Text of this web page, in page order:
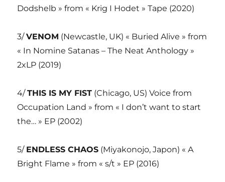
Dodshelb » from « Krig I Hodet » Tape (2020)
3/VENOM (Newcastle, UK) « Buried Alive » from
« In Nomine Satanas – The Neat Anthology »
2xLP (2019)
4/THIS IS MY FIST (Chicago, US) Voice from
Occupation Land » from « I don’t want to start
the… » EP (2002)
5/ ENDLESS CHAOS (Miyakonojo, Japon) « A
Bright Flame » from « s/t » EP (2016)